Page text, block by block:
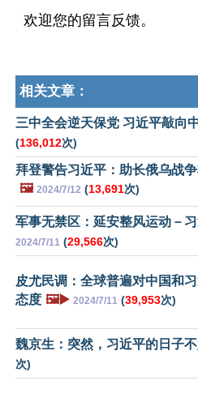
欢迎您的留言反馈。
相关文章：
三中全会逆天保党 习近平敲向
(136,012次)
拜登警告习近平：助长俄乌战
🖼️ 2024/7/12 (13,691次)
军事无禁区：延安整风运动－
2024/7/11 (29,566次)
皮尤民调：全球普遍对中国和
态度 🖼️▶️ 2024/7/11 (39,953次)
魏京生：突然，习近平的日子
次)